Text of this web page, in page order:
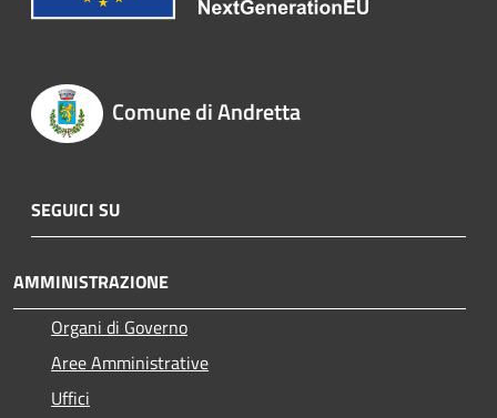
Comune di Andretta
SEGUICI SU
AMMINISTRAZIONE
Organi di Governo
Aree Amministrative
Uffici